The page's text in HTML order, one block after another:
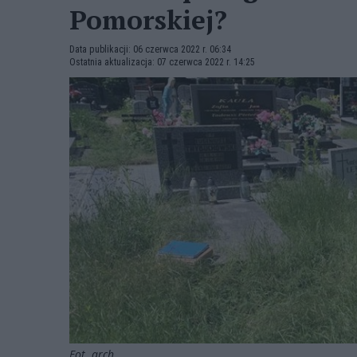
Pomorskiej?
Data publikacji: 06 czerwca 2022 r. 06:34
Ostatnia aktualizacja: 07 czerwca 2022 r. 14:25